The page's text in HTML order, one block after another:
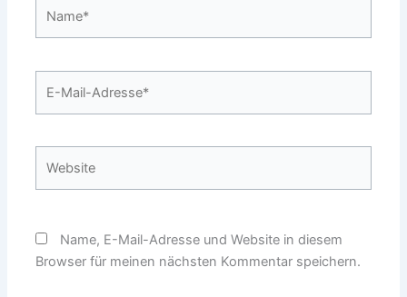
Mail-
Name, E-Mail-Adresse und Website in diesem
Browser für meinen nächsten Kommentar speichern.